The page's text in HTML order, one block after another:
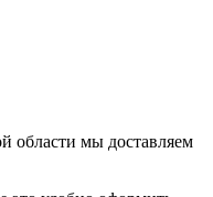
области мы доставляем